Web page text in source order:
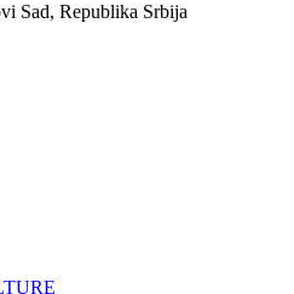
Sad, Republika Srbija